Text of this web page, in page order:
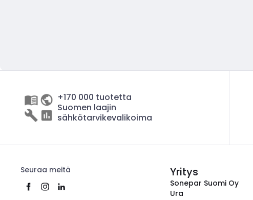
+170 000 tuotetta
Suomen laajin
sähkötarvikevalikoima
Seuraa meitä Yritys
Sonepar Suomi Oy
Ura